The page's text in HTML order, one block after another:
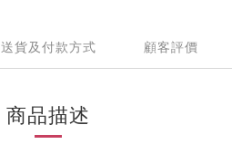
送貨及付款方式 顧客評價
商品描述